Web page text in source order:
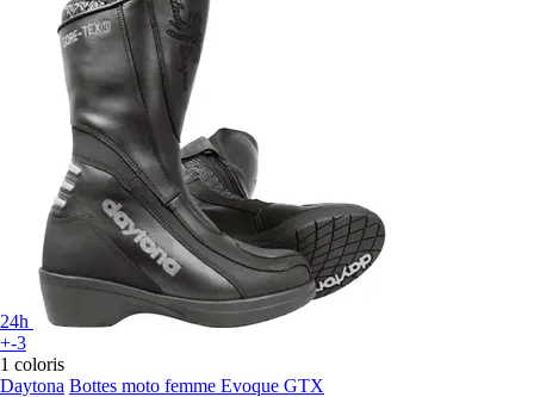
24h
+-3
1 coloris
Daytona Bottes moto femme Evoque GTX